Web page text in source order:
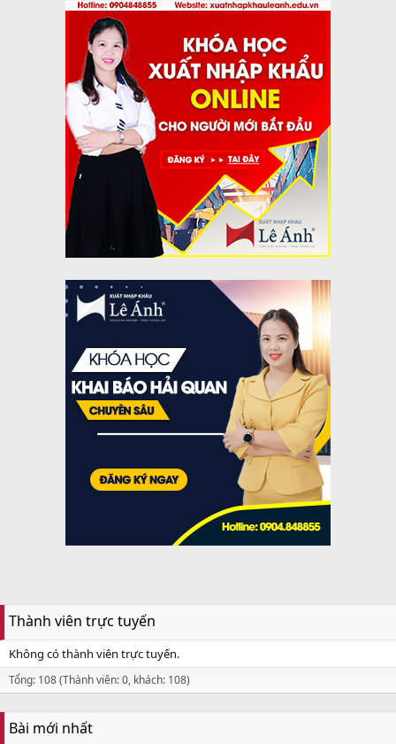
Thành viên trực tuyến
Không có thành viên trực tuyến.
Tổng: 108 (Thành viên: 0, khách: 108)
Bài mới nhất